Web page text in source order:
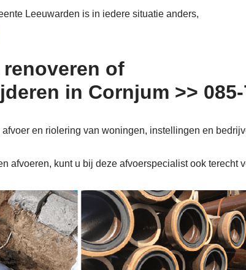
Leeuwarden is in iedere situatie anders,
of
in Cornjum >> 085-
en riolering van woningen, instellingen en
afvoeren, kunt u bij deze afvoerspecialist ook terecht